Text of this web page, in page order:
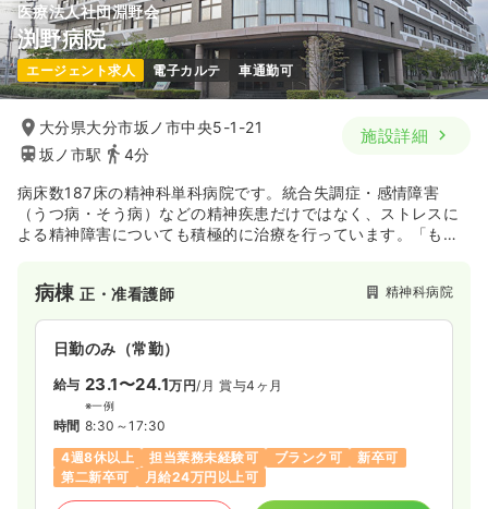
医療法人社団淵野会
渕野病院
エージェント求人 電子カルテ 車通勤可
大分県大分市坂ノ市中央5-1-21
坂ノ市駅
4分
施設詳細
病床数187床の精神科単科病院です。統合失調症・感情障害
（うつ病・そう病）などの精神疾患だけではなく、ストレスに
よる精神障害についても積極的に治療を行っています。「もの
棟と露天風呂をもっていることも同院の特徴です。
病棟正・准看護師 精神科病院
日勤のみ（常勤）
給与 23.1〜24.1万円/月 賞与4ヶ月
※一例
時間 8:30～17:30
4週8休以上
担当業務未経験可 ブランク可
新卒可
第二新卒可
月給24万円以上可